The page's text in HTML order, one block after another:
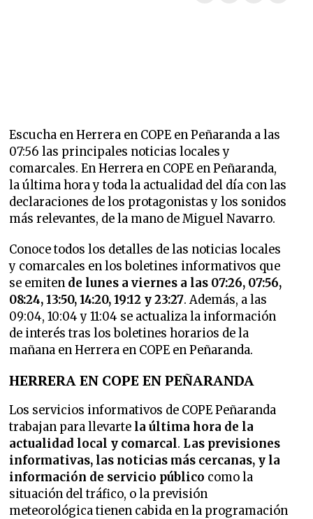
Escucha en Herrera en COPE en Peñaranda a las
07:56 las principales noticias locales y
comarcales. En Herrera en COPE en Peñaranda,
la última hora y toda la actualidad del día con las
declaraciones de los protagonistas y los sonidos
más relevantes, de la mano de Miguel Navarro.
Conoce todos los detalles de las noticias locales
y comarcales en los boletines informativos que
se emiten de lunes a viernes a las 07:26, 07:56,
08:24, 13:50, 14:20, 19:12 y 23:27. Además, a las
09:04, 10:04 y 11:04 se actualiza la información
de interés tras los boletines horarios de la
mañana en Herrera en COPE en Peñaranda.
HERRERA EN COPE EN PEÑARANDA
Los servicios informativos de COPE Peñaranda
trabajan para llevarte la última hora de la
actualidad local y comarcal. Las previsiones
informativas, las noticias más cercanas, y la
información de servicio público como la
situación del tráfico, o la previsión
meteorológica tienen cabida en la programación